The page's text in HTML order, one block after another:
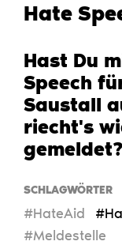
Hate
Hast Du
Speech
Saustall
riecht's
gemeldet?
SCHLAGWÖRTER
#HateAid
#Meldestelle